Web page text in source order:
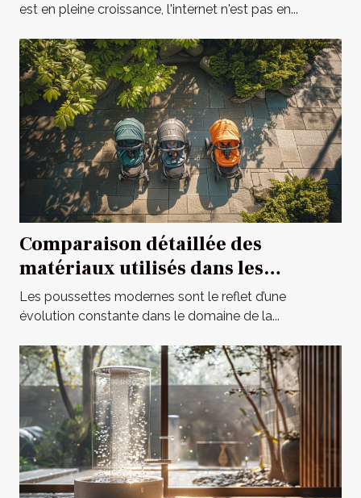
est en pleine croissance, l'internet n'est pas en...
Comparaison détaillée des
matériaux utilisés dans les
poussettes modernes
Les poussettes modernes sont le reflet d’une
évolution constante dans le domaine de la...